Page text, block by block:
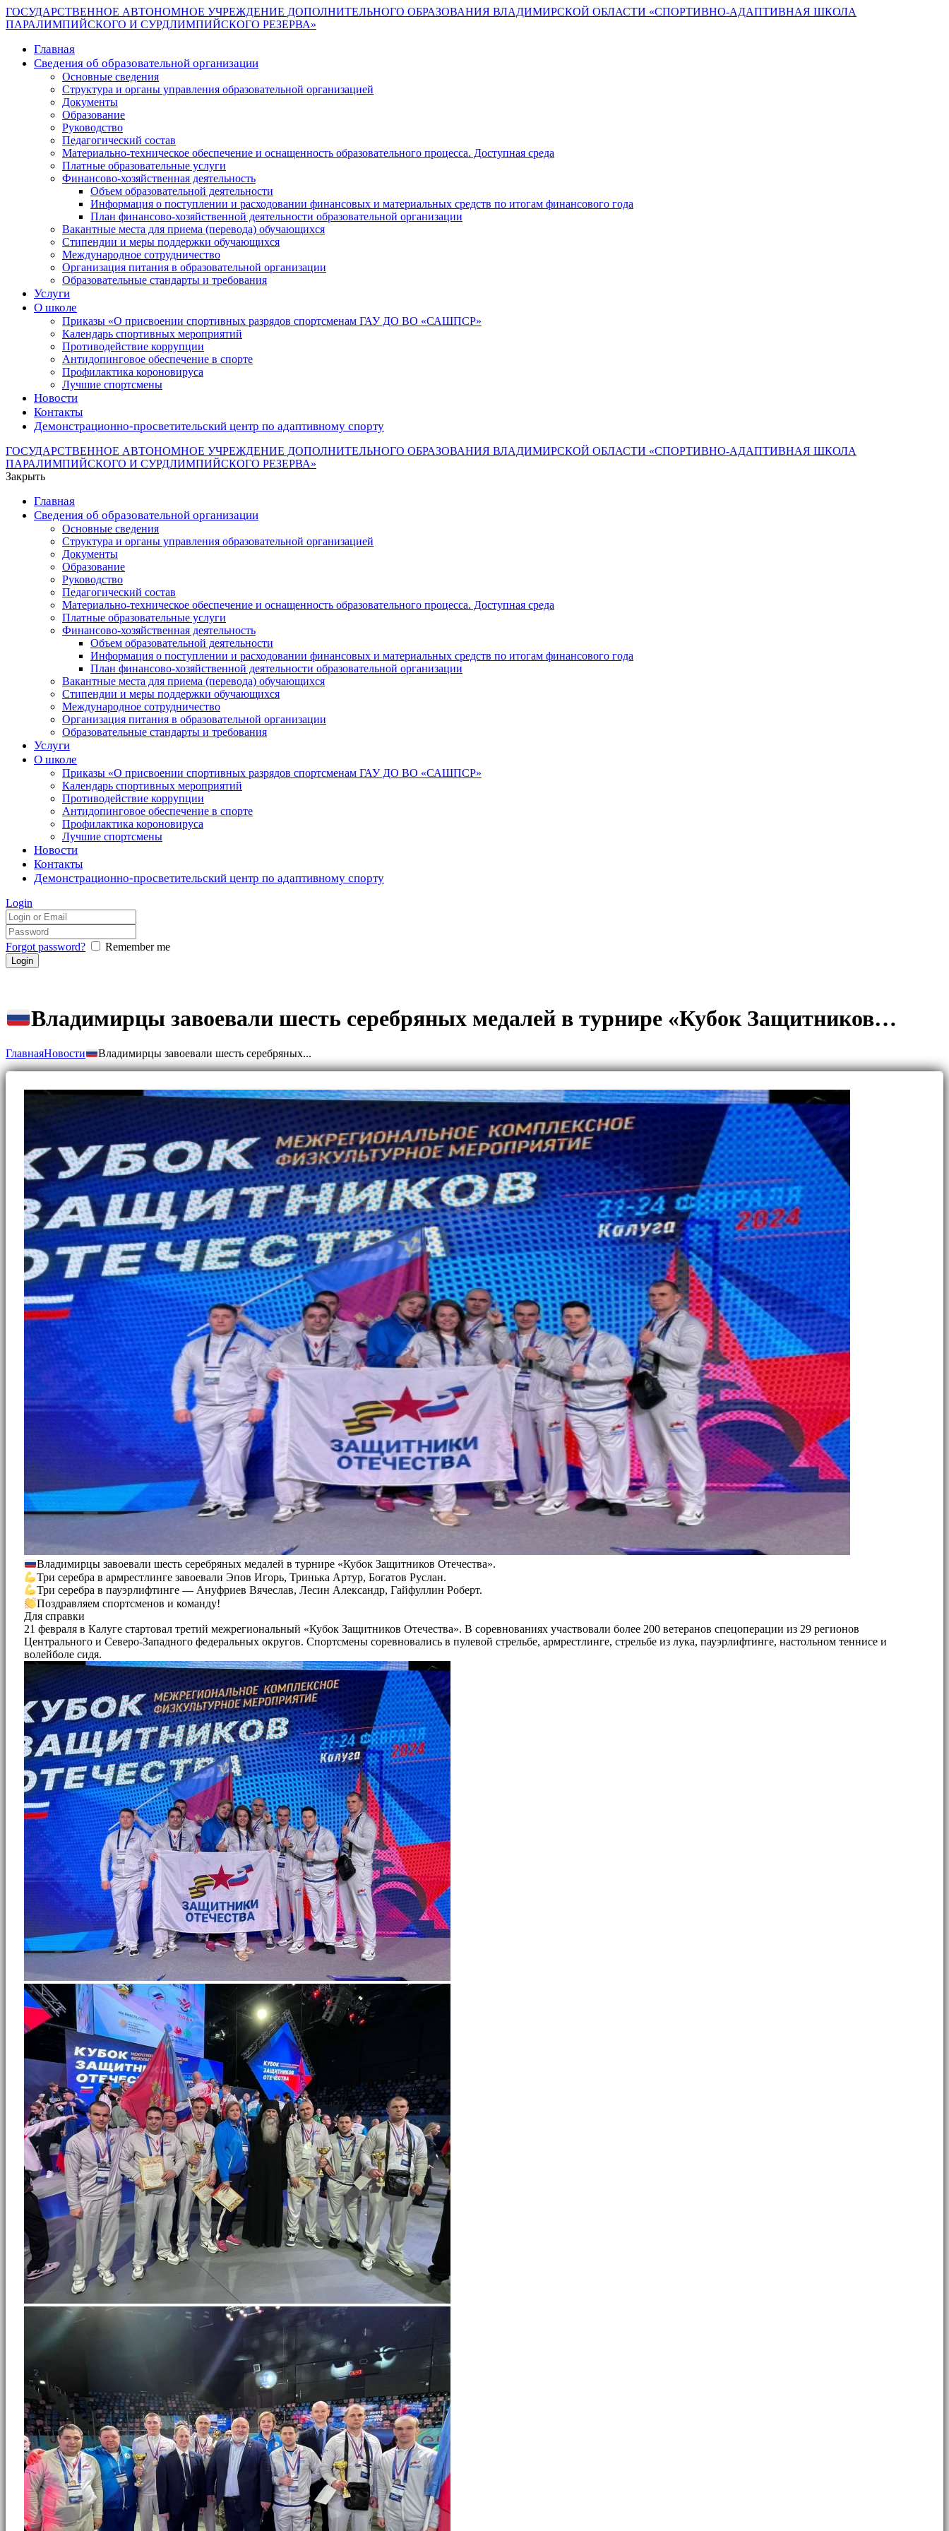
ГОСУДАРСТВЕННОЕ АВТОНОМНОЕ УЧРЕЖДЕНИЕ ДОПОЛНИТЕЛЬНОГО ОБРАЗОВАНИЯ ВЛАДИМИРСКОЙ ОБЛАСТИ «СПОРТИВНО-АДАПТИВНАЯ ШКОЛА
ПАРАЛИМПИЙСКОГО И СУРДЛИМПИЙСКОГО РЕЗЕРВА»
Главная
Сведения об образовательной организации
Основные сведения
Структура и органы управления образовательной организацией
Документы
Образование
Руководство
Педагогический состав
Материально-техническое обеспечение и оснащенность образовательного процесса. Доступная среда
Платные образовательные услуги
Финансово-хозяйственная деятельность
Объем образовательной деятельности
Информация о поступлении и расходовании финансовых и материальных средств по итогам финансового года
План финансово-хозяйственной деятельности образовательной организации
Вакантные места для приема (перевода) обучающихся
Стипендии и меры поддержки обучающихся
Международное сотрудничество
Организация питания в образовательной организации
Образовательные стандарты и требования
Услуги
О школе
Приказы «О присвоении спортивных разрядов спортсменам ГАУ ДО ВО «САШПСР»
Календарь спортивных мероприятий
Противодействие коррупции
Антидопинговое обеспечение в спорте
Профилактика короновируса
Лучшие спортсмены
Новости
Контакты
Демонстрационно-просветительский центр по адаптивному спорту
ГОСУДАРСТВЕННОЕ АВТОНОМНОЕ УЧРЕЖДЕНИЕ ДОПОЛНИТЕЛЬНОГО ОБРАЗОВАНИЯ ВЛАДИМИРСКОЙ ОБЛАСТИ «СПОРТИВНО-АДАПТИВНАЯ ШКОЛА
ПАРАЛИМПИЙСКОГО И СУРДЛИМПИЙСКОГО РЕЗЕРВА»
Закрыть
Главная
Сведения об образовательной организации
Основные сведения
Структура и органы управления образовательной организацией
Документы
Образование
Руководство
Педагогический состав
Материально-техническое обеспечение и оснащенность образовательного процесса. Доступная среда
Платные образовательные услуги
Финансово-хозяйственная деятельность
Объем образовательной деятельности
Информация о поступлении и расходовании финансовых и материальных средств по итогам финансового года
План финансово-хозяйственной деятельности образовательной организации
Вакантные места для приема (перевода) обучающихся
Стипендии и меры поддержки обучающихся
Международное сотрудничество
Организация питания в образовательной организации
Образовательные стандарты и требования
Услуги
О школе
Приказы «О присвоении спортивных разрядов спортсменам ГАУ ДО ВО «САШПСР»
Календарь спортивных мероприятий
Противодействие коррупции
Антидопинговое обеспечение в спорте
Профилактика короновируса
Лучшие спортсмены
Новости
Контакты
Демонстрационно-просветительский центр по адаптивному спорту
Login
Forgot password? Remember me
Владимирцы завоевали шесть серебряных медалей в турнире «Кубок Защитников…
ГлавнаяНовости Владимирцы завоевали шесть серебряных...
Владимирцы завоевали шесть серебряных медалей в турнире «Кубок Защитников Отечества».
Три серебра в армрестлинге завоевали Эпов Игорь, Тринька Артур, Богатов Руслан.
Три серебра в пауэрлифтинге — Ануфриев Вячеслав, Лесин Александр, Гайфуллин Роберт.
Поздравляем спортсменов и команду!
Для справки
21 февраля в Калуге стартовал третий межрегиональный «Кубок Защитников Отечества». В соревнованиях участвовали более 200 ветеранов спецоперации из 29 регионов
Центрального и Северо-Западного федеральных округов. Спортсмены соревновались в пулевой стрельбе, армрестлинге, стрельбе из лука, пауэрлифтинге, настольном теннисе и
волейболе сидя.